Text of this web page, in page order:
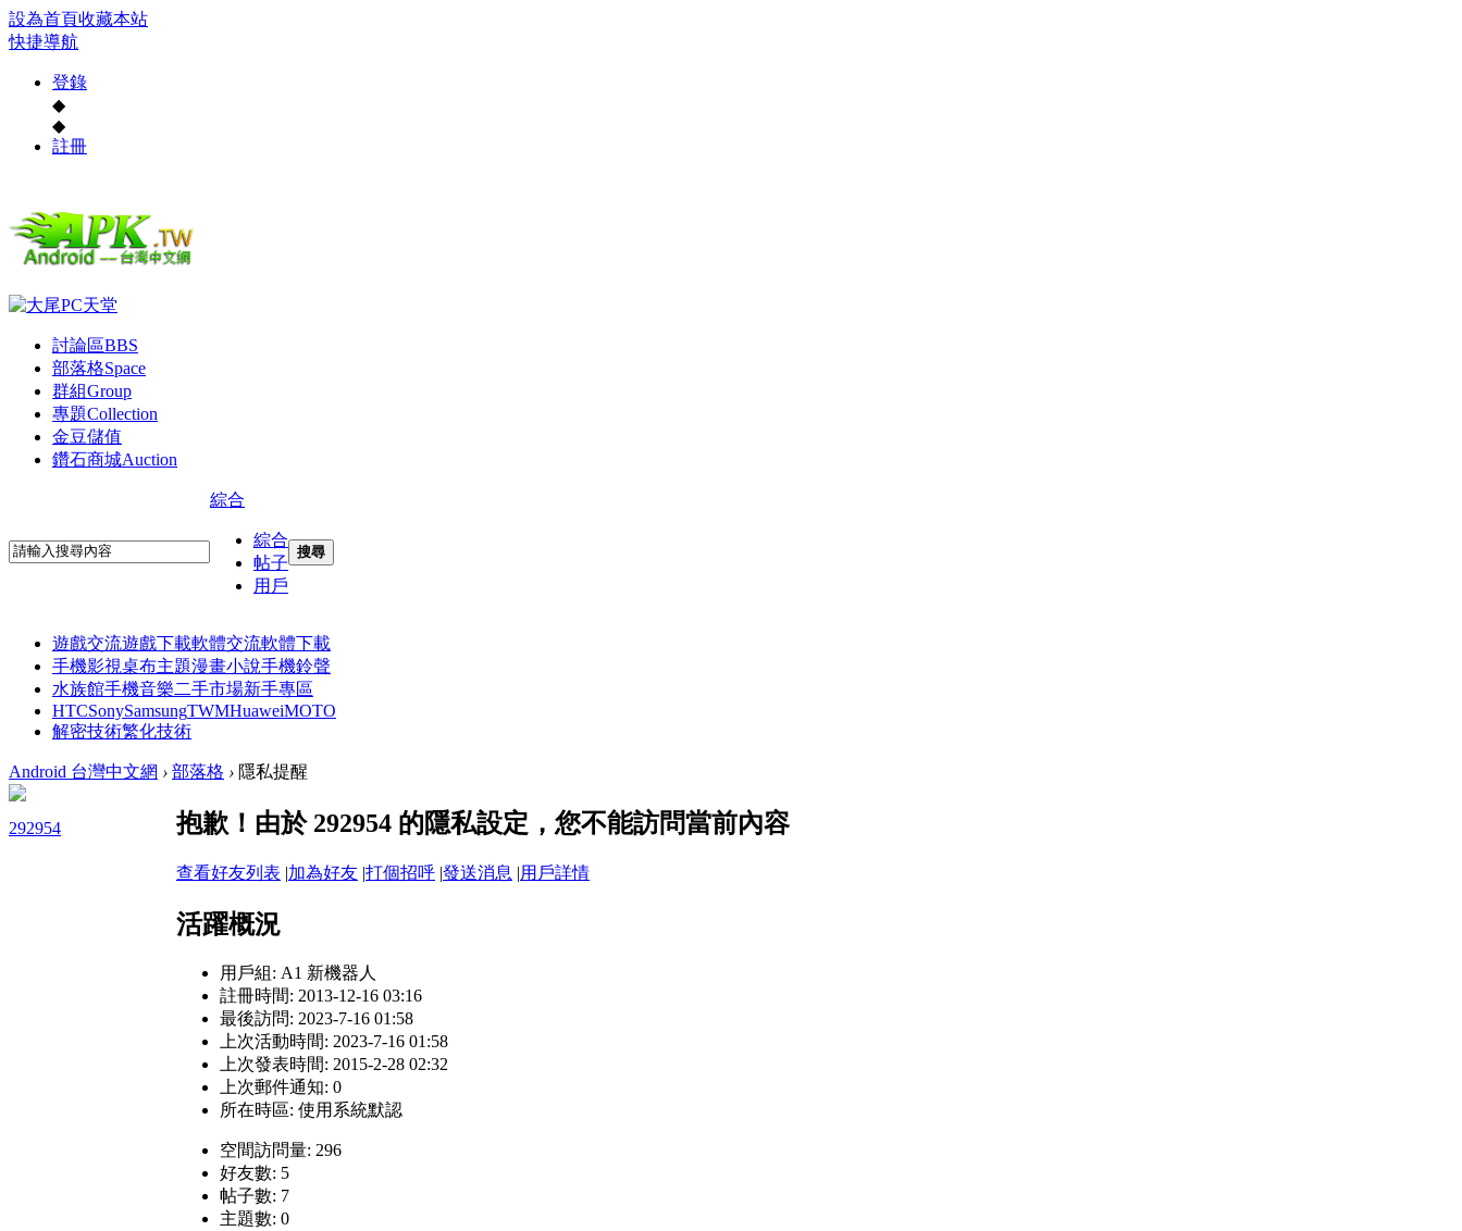
設為首頁收藏本站
快捷導航
登錄
◆
◆
註冊
討論區BBS
部落格Space
群組Group
專題Collection
金豆儲值
鑽石商城Auction
綜合
綜合
帖子
用戶
搜尋
遊戲交流遊戲下載軟體交流軟體下載
手機影視桌布主題漫畫小說手機鈴聲
水族館手機音樂二手市場新手專區
HTCSonySamsungTWMHuaweiMOTO
解密技術繁化技術
Android 台灣中文網 › 部落格 › 隱私提醒
292954 抱歉！由於 292954 的隱私設定，您不能訪問當前內容
查看好友列表 |加為好友 |打個招呼 |發送消息 |用戶詳情
活躍概況
用戶組: A1 新機器人
註冊時間: 2013-12-16 03:16
最後訪問: 2023-7-16 01:58
上次活動時間: 2023-7-16 01:58
上次發表時間: 2015-2-28 02:32
上次郵件通知: 0
所在時區: 使用系統默認
空間訪問量: 296
好友數: 5
帖子數: 7
主題數: 0